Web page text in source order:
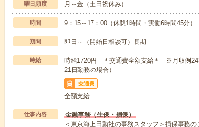
曜日頻度 月～金（土日祝休み）
時間 9：15～17：00（休憩1時間・実働6時間45分）
期間 即日～（開始日相談可）長期
時給
時給1720円 ＊交通費全額支給＊ ※月収例
21日勤務の場合）
交通費
全額支給
仕事内容
金融事務（生保・損保）
＜東京海上日動社の事務スタッフ＞損保事務